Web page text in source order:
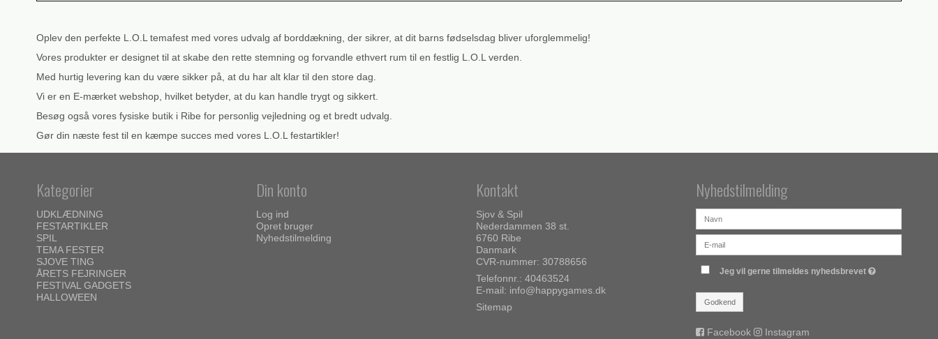
Oplev den perfekte L.O.L temafest med vores udvalg af borddækning, der sikrer, at dit barns fødselsdag bliver uforglemmelig!
Vores produkter er designet til at skabe den rette stemning og forvandle ethvert rum til en festlig L.O.L verden.
Med hurtig levering kan du være sikker på, at du har alt klar til den store dag.
Vi er en E-mærket webshop, hvilket betyder, at du kan handle trygt og sikkert.
Besøg også vores fysiske butik i Ribe for personlig vejledning og et bredt udvalg.
Gør din næste fest til en kæmpe succes med vores L.O.L festartikler!
Kategorier
UDKLÆDNING
FESTARTIKLER
SPIL
TEMA FESTER
SJOVE TING
ÅRETS FEJRINGER
FESTIVAL GADGETS
HALLOWEEN
Din konto
Log ind
Opret bruger
Nyhedstilmelding
Kontakt
Sjov & Spil
Nederdammen 38 st.
6760 Ribe
Danmark
CVR-nummer: 30788656
Telefonnr.: 40463524
E-mail: info@happygames.dk
Sitemap
Nyhedstilmelding
Jeg vil gerne tilmeldes nyhedsbrevet
Godkend
Facebook Instagram